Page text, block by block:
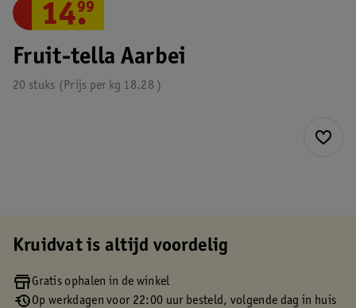
Fruit-tella Aarbei
20 stuks 18.28
Prijs per kg
14.
99
Kruidvat is altijd voordelig
Gratis ophalen in de winkel
Op werkdagen voor 22:00 uur besteld, volgende dag in huis